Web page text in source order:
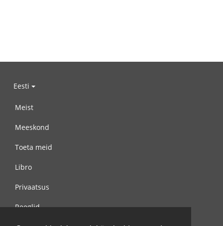
Eesti
Meist
Meeskond
Toeta meid
Libro
Privaatsus
Reeglid